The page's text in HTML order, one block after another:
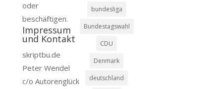
oder
beschäftigen.
Impressum
und Kontakt
skriptbu.de
Peter Wendel
c/o Autorenglück
bundesliga
Bundestagswahl
CDU
Denmark
deutschland